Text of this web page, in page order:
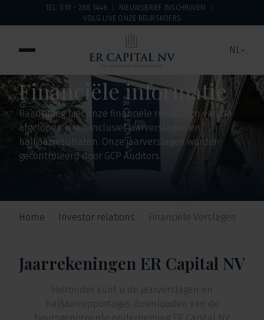
TEL: 010 - 288 1446
NIEUWSBRIEF INSCHRIJVEN
VOLG LIVE ONZE BEURSKOERS
NL
Financiële informatie
Raadpleeg hier onze financiële resultaten van de
afgelopen jaren, inclusief jaarverslagen en
halfjaarresultaten. Onze jaarverslagen worden
gecontroleerd door GCP Auditors.
Home Investor relations Financiële Verslagen
Jaarrekeningen ER Capital NV
Hieronder kunt u de jaarverslagen en
halfjaarrapportages downloaden van de